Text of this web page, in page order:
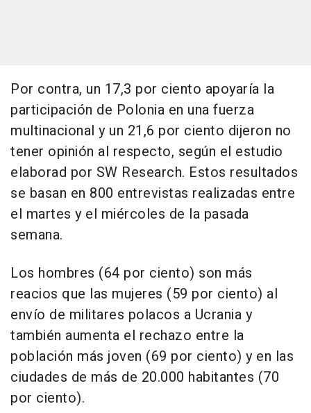
Por contra, un 17,3 por ciento apoyaría la
participación de Polonia en una fuerza
multinacional y un 21,6 por ciento dijeron no
tener opinión al respecto, según el estudio
elaborad por SW Research. Estos resultados
se basan en 800 entrevistas realizadas entre
el martes y el miércoles de la pasada
semana.
Los hombres (64 por ciento) son más
reacios que las mujeres (59 por ciento) al
envío de militares polacos a Ucrania y
también aumenta el rechazo entre la
población más joven (69 por ciento) y en las
ciudades de más de 20.000 habitantes (70
por ciento).